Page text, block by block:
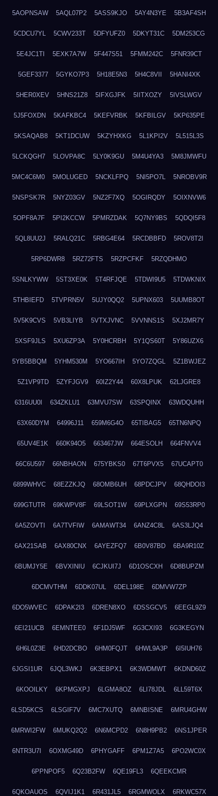
5AOPNSAW 5AQL07P2 5ASS9KJO 5AY4N3YE 5B3AF4SH
5CDCU7YL 5CWV233T 5DFYUFZ0 5DKYT31C 5DM253CG
5E4JC1TI 5EXK7A7W 5F447S51 5FMM242C 5FNR39CT
5GEF3377 5GYKO7P3 5H18E5N3 5H4C8VII 5HANI4XK
5HER0XEV 5HNS21Z8 5IFXGJFK 5IITXOZY 5IVSLWGV
5J5FOXDN 5KAFKBC4 5KEFVRBK 5KFBILGV 5KP635PE
5KSAQAB8 5KT1DCUW 5KZYHXKG 5L1KPI2V 5L515L3S
5LCKQGH7 5LOVPA8C 5LY0K9GU 5M4U4YA3 5M8JMWFU
5MC4C6M0 5MOLUGED 5NCKLFPQ 5NI5PO7L 5NROBV9R
5NSPSK7R 5NYZ03GV 5NZ2F7XQ 5OGIRQDY 5OIXNVW6
5OPF8A7F 5PI2KCCW 5PMRZDAK 5Q7NY9BS 5QDQI5F8
5QL8UU2J 5RALQ21C 5RBG4E64 5RCDBBFD 5ROV8T2I
5RP6DWR8 5RZ72FTS 5RZPCFKF 5RZQDHMO
5SNLKYWW 5ST3XE0K 5T4RFJQE 5TDWI9U5 5TDWKNIX
5THBIEFD 5TVPRN5V 5UJY0QQ2 5UPNX603 5UUMB8OT
5V5K9CVS 5VB3LIYB 5VTXJVNC 5VVNNS1S 5XJ2MR7Y
5XSF9JLS 5XU6ZP3A 5Y0HCRBH 5Y1QS60T 5Y86UZX6
5YB5BBQM 5YHM530M 5YO667IH 5YO7ZQGL 5Z1BWJEZ
5Z1VP9TD 5ZYFJGV9 60IZ2Y44 60X8LPUK 62LJGRE8
6316UU0I 634ZKLU1 63MVU7SW 63SPQINX 63WDQUHH
63X60DYM 64996J11 659M6G4O 65TIBAG5 65TN6NPQ
65UV4E1K 660K94O5 663467JW 664ESOLH 664FNVV4
66C6U597 66NBHAON 675YBKS0 67T6PVX5 67UCAPT0
6899WHVC 68EZZKJQ 68OMB6UH 68PDCJPV 68QHDOI3
699GTUTR 69KWPV8F 69LSOT1W 69PLXGPN 69S53RP0
6A5ZOVTI 6A7TVFIW 6AMAWT34 6ANZ4C8L 6AS3LJQ4
6AX21SAB 6AX80CNX 6AYEZFQ7 6B0V87BD 6BA9R10Z
6BUMJY5E 6BVXINIU 6CJKUI7J 6D1OSCXH 6D8BUPZM
6DCMVTHM 6DDK07UL 6DEL198E 6DMVW7ZP
6DO5WVEC 6DPAK2I3 6DREN8XO 6DSSGCV5 6EEGL9Z9
6EI21UCB 6EMNTEE0 6F1DJ5WF 6G3CXI93 6G3KEGYN
6H6L0Z3E 6HD2DCBO 6HM0FQJT 6HWL9A3P 6I5IUH76
6JGSI1UR 6JQL3WKJ 6K3EBPX1 6K3WDMWT 6KDND60Z
6KOOILKY 6KPMGXPJ 6LGMA8OZ 6LI78JDL 6LL59T6X
6LSD5KCS 6LSGIF7V 6MC7XUTQ 6MNBISNE 6MRU4GHW
6MRWI2FW 6MUKQ2Q2 6N6MCPD2 6N8H9PB2 6NS1JPER
6NTR3U7I 6OXMG49D 6PHYGAFF 6PM1Z7A5 6PO2WC0X
6PPNPOF5 6Q23B2FW 6QE19FL3 6QEEKCMR
6QKOAUOS 6QVIJ1K1 6R431JL5 6RGMWOLX 6RKWC57X